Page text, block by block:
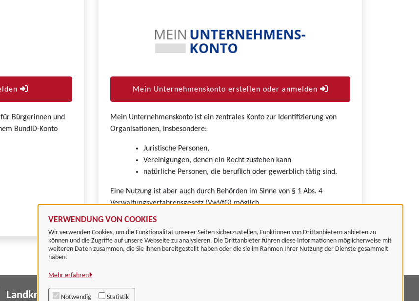
VERWENDUNG VON COOKIES
Wir verwenden Cookies, um die Funktionalität unserer Seiten sicherzustellen, Funktionen von Drittanbietern anbieten zu
können und die Zugriffe auf unsere Webseite zu analysieren. Die Drittanbieter führen diese Informationen möglicherweise mit
weiteren Daten zusammen, die Sie ihnen bereitgestellt haben oder die sie im Rahmen Ihrer Nutzung der Dienste gesammelt
haben.
Mehr erfahren
Notwendig Statistik
Bürgerinnen und
BundID-Konto
Mein Unternehmenskonto erstellen oder anmelden
Mein Unternehmenskonto ist ein zentrales Konto zur Identifizierung von
Organisationen, insbesondere:
Juristische Personen,
Vereinigungen, denen ein Recht zustehen kann
natürliche Personen, die beruflich oder gewerblich tätig sind.
Eine Nutzung ist aber auch durch Behörden im Sinne von § 1 Abs. 4
Verwaltungsverfahrensgesetz (VwVfG) möglich.
Landkreis Göttingen